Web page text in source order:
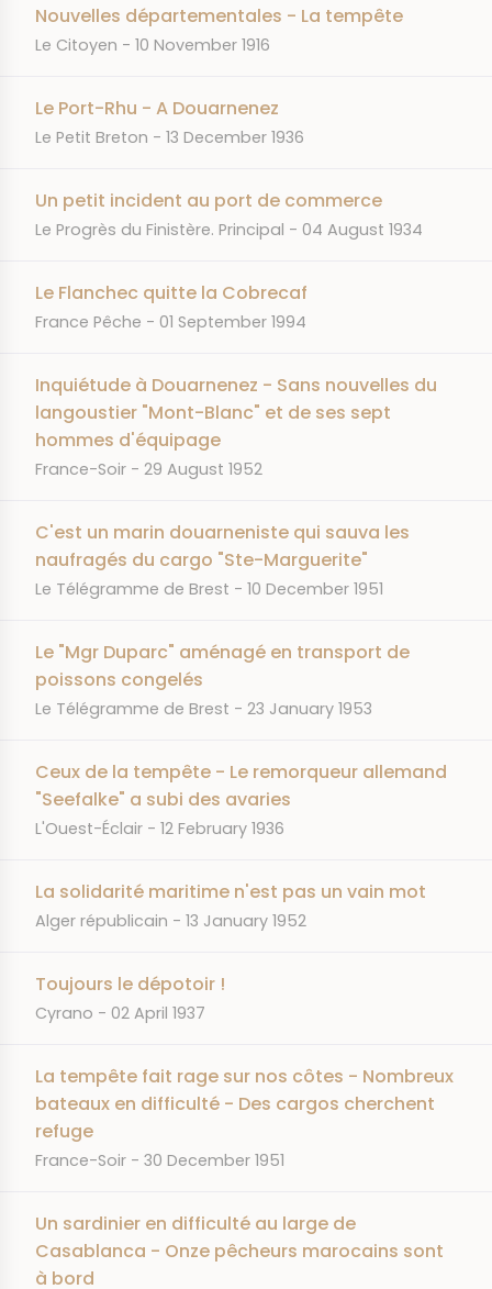
Nouvelles départementales - La tempête
JOURNAL
Le Citoyen DATE
10 November 1916
Le Port-Rhu - A Douarnenez
JOURNAL
Le Petit Breton DATE
13 December 1936
Un petit incident au port de commerce
JOURNAL
Le Progrès du Finistère. Principal DATE
04 August 1934
Le Flanchec quitte la Cobrecaf
JOURNAL
France Pêche DATE
01 September 1994
Inquiétude à Douarnenez - Sans nouvelles du
langoustier "Mont-Blanc" et de ses sept
hommes d'équipage
JOURNAL
France-Soir DATE
29 August 1952
C'est un marin douarneniste qui sauva les
naufragés du cargo "Ste-Marguerite"
JOURNAL
Le Télégramme de Brest DATE
10 December 1951
Le "Mgr Duparc" aménagé en transport de
poissons congelés
JOURNAL
Le Télégramme de Brest DATE
23 January 1953
Ceux de la tempête - Le remorqueur allemand
"Seefalke" a subi des avaries
JOURNAL
L'Ouest-Éclair DATE
12 February 1936
La solidarité maritime n'est pas un vain mot
JOURNAL
Alger républicain DATE
13 January 1952
Toujours le dépotoir !
JOURNAL
Cyrano DATE
02 April 1937
La tempête fait rage sur nos côtes - Nombreux
bateaux en difficulté - Des cargos cherchent
refuge
JOURNAL
France-Soir DATE
30 December 1951
Un sardinier en difficulté au large de
Casablanca - Onze pêcheurs marocains sont
à bord